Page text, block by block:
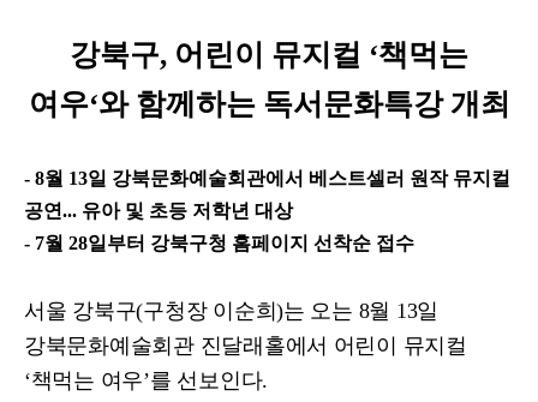
강북구, 어린이 뮤지컬 ‘책먹는
여우‘와 함께하는 독서문화특강 개최
- 8월 13일 강북문화예술회관에서 베스트셀러 원작 뮤지컬
공연... 유아 및 초등 저학년 대상
- 7월 28일부터 강북구청 홈페이지 선착순 접수
서울 강북구(구청장 이순희)는 오는 8월 13일
강북문화예술회관 진달래홀에서 어린이 뮤지컬
‘책먹는 여우’를 선보인다.